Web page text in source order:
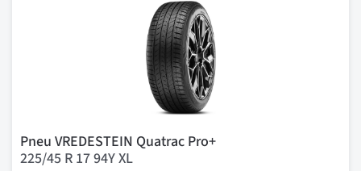
Pneu VREDESTEIN Quatrac Pro+
225/45 R 17 94Y XL